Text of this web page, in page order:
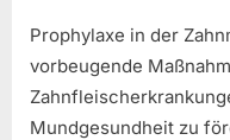
Prophylaxe in der
vorbeugende
Mundgesundheit zu